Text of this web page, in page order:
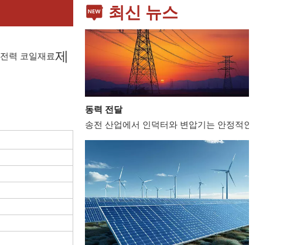
전력 코일재료제
최신 뉴스
동력 전달
송전 산업에서 인덕터와 변압기는 안정적인 전력망